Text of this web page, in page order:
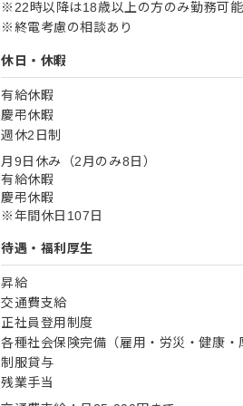
※22時以降は18歳以上の方のみ勤務可能
※終電考慮の相談あり
休日・休暇
有給休暇
慶弔休暇
週休2日制
月9日休み（2月のみ8日）
有給休暇
慶弔休暇
※年間休日107日
待遇・福利厚生
昇給
交通費支給
正社員登用制度
各種社会保険完備（雇用・労災・健康・
制服貸与
残業手当